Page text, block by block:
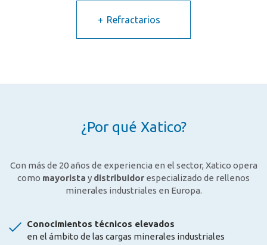
Refractarios
¿Por qué Xatico?
Con más de 20 años de experiencia en el sector, Xatico opera
como mayorista y distribuidor especializado de rellenos
minerales industriales en Europa.
Conocimientos técnicos elevados
en el ámbito de las cargas minerales industriales